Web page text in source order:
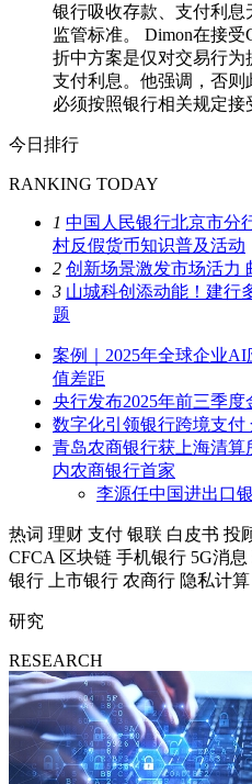
银行吸收存款、支付利
监管标准。 Dimon在接
折中方案是仅对交易行
支付利息。他强调，否则
必须按照银行相关规定接
今日排行
RANKING TODAY
1 中国人民银行北京市分
村反假货币知识普及活动
2 创新场景激发市场活力
3 山城科创添动能！建行
题
案例｜2025年全球企业
值差距
央行发布2025年前三季
数字化引领银行跨境支
青岛农商银行获上海清
内农商银行首家
李源任中国进出口
热词 理财 支付 银联 白皮书 投
CFCA 区块链 手机银行 5G消息
银行
上市银行 农商行 隐私计算
研究
RESEARCH